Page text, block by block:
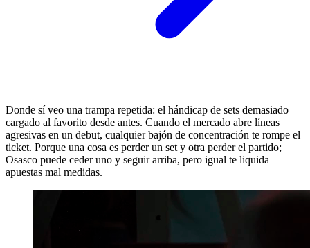
Donde sí veo una trampa repetida: el hándicap de sets demasiado
cargado al favorito desde antes. Cuando el mercado abre líneas
agresivas en un debut, cualquier bajón de concentración te rompe el
ticket. Porque una cosa es perder un set y otra perder el partido;
Osasco puede ceder uno y seguir arriba, pero igual te liquida
apuestas mal medidas.